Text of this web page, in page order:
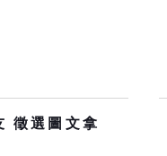
徵選圖文拿